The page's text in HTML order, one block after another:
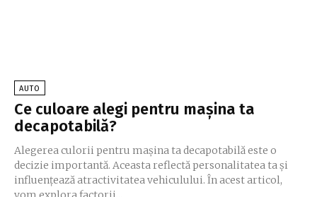
AUTO
Ce culoare alegi pentru mașina ta
decapotabilă?
Alegerea culorii pentru mașina ta decapotabilă este o
decizie importantă. Aceasta reflectă personalitatea ta și
influențează atractivitatea vehiculului. În acest articol,